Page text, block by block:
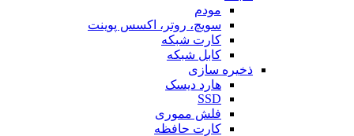
مودم
سویچ، روتر، اکسس پوینت
کارت شبکه
کابل شبکه
ذخیره سازی
هارد دیسک
SSD
فلش مموری
کارت حافظه